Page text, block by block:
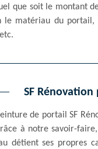
que soit le montant
le matériau du
SF
de portail SF
à notre savoir-
détient ses propres